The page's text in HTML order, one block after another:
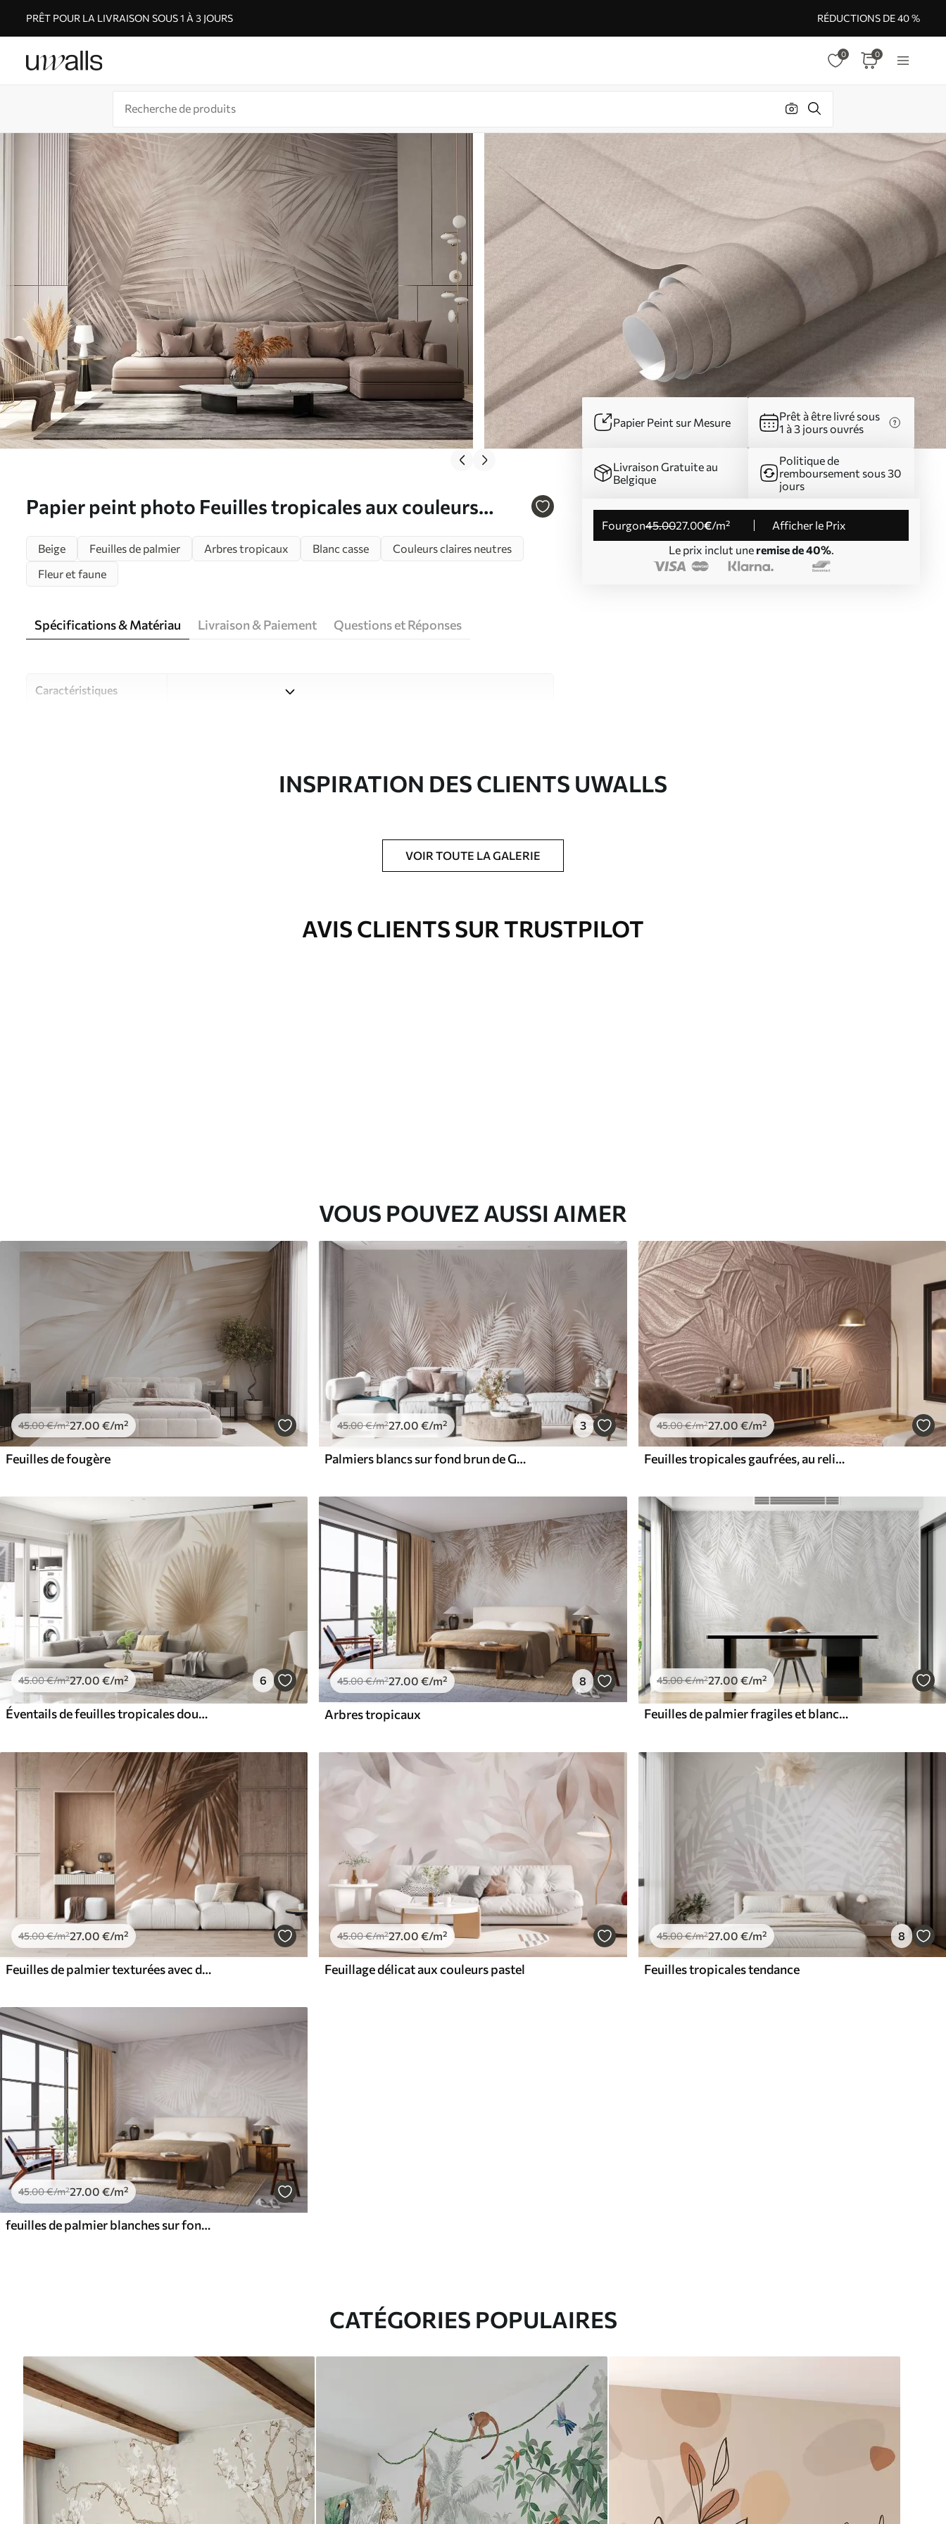
PRÊT POUR LA LIVRAISON SOUS 1 À 3 JOURS RÉDUCTIONS DE 40 %
0 0
Papier peint photo Feuilles tropicales aux couleurs
Papier Peint sur Mesure
Prêt à être livré sous
1 à 3 jours ouvrés
Livraison Gratuite au
Belgique
Politique de
remboursement sous 30
jours
Fourgon45.0027.00€/m²
Afficher le Prix
Le prix inclut une remise de 40%.
Beige Feuilles de palmier Arbres tropicaux Blanc casse
Couleurs claires neutres
Fleur et faune
Spécifications & Matériau Livraison & Paiement Questions et Réponses
Caractéristiques
Studio de design Uwalls
Imprimé sur commande et livré en rouleaux jusqu’à 50 cm de large.
INSPIRATION DES CLIENTS UWALLS
VOIR TOUTE LA GALERIE
AVIS CLIENTS SUR TRUSTPILOT
VOUS POUVEZ AUSSI AIMER
45.00€/m²27 .00 €/m²
Feuilles de fougère
45.00€/m²27 .00 €/m² 3
Palmiers blancs sur fond brun de Granzh
45.00€/m²27.00 €/m²
Feuilles tropicales gaufrées, au relief délicat, dans des tons beiges chauds
45.00€/m²27.00 €/m² 6
Éventails de feuilles tropicales douces dans des tons beige clair et bleutés
45.00€/m²27 .00 €/m² 8
Arbres tropicaux
45.00€/m²27.00 €/m²
Feuilles de palmier fragiles et blanches avec texture grunge
45.00€/m²27.00 €/m²
Feuilles de palmier texturées avec des ombres, ambiance tropicale, minimalisme
45.00€/m²27.00 €/m²
Feuillage délicat aux couleurs pastel
45.00€/m²27.00 €/m² 8
Feuilles tropicales tendance
45.00€/m²27.00 €/m²
feuilles de palmier blanches sur fond clair
CATÉGORIES POPULAIRES